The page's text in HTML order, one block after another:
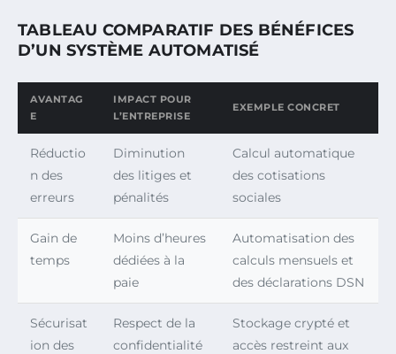
TABLEAU COMPARATIF DES BÉNÉFICES
D’UN SYSTÈME AUTOMATISÉ
AVANTAG
E
IMPACT POUR
L’ENTREPRISE
EXEMPLE CONCRET
Réductio
n des
erreurs
Diminution
des litiges et
pénalités
Calcul automatique
des cotisations
sociales
Gain de
temps
Moins d’heures
dédiées à la
paie
Automatisation des
calculs mensuels et
des déclarations DSN
Sécurisat
ion des
Respect de la
confidentialité
Stockage crypté et
accès restreint aux